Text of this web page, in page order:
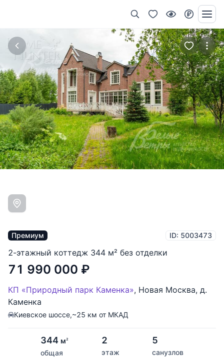
Премиум ID: 5003473
2-этажный коттедж 344 м² без отделки
71 990 000 ₽
КП «Природный парк Каменка», Новая Москва, д.
Каменка
Киевское шоссе,~25 км от МКАД
344 м2
общая
2
этаж
5
санузлов